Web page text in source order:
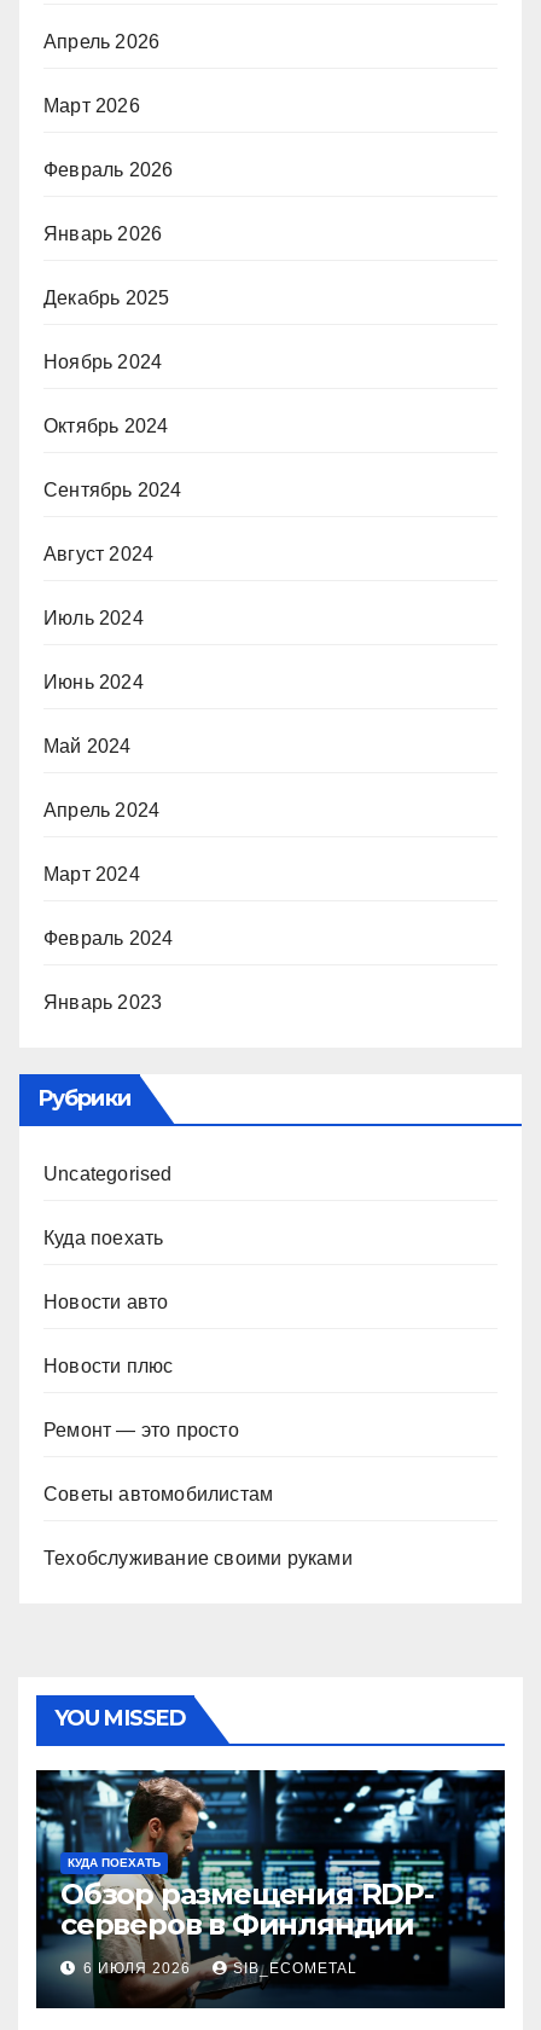
Апрель 2026
Март 2026
Февраль 2026
Январь 2026
Декабрь 2025
Ноябрь 2024
Октябрь 2024
Сентябрь 2024
Август 2024
Июль 2024
Июнь 2024
Май 2024
Апрель 2024
Март 2024
Февраль 2024
Январь 2023
Рубрики
Uncategorised
Куда поехать
Новости авто
Новости плюс
Ремонт — это просто
Советы автомобилистам
Техобслуживание своими руками
YOU MISSED
КУДА ПОЕХАТЬ
Обзор размещения RDP-
серверов в Финляндии
6 ИЮЛЯ 2026 SIB_ECOMETAL